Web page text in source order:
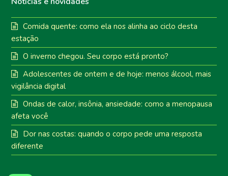
Comida quente: como ela nos alinha ao ciclo desta
estação
O inverno chegou. Seu corpo está pronto?
Adolescentes de ontem e de hoje: menos álcool, mais
vigilância digital
Ondas de calor, insônia, ansiedade: como a menopausa
afeta você
Dor nas costas: quando o corpo pede uma resposta
diferente